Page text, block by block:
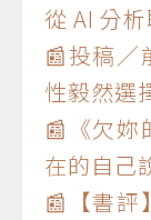
從 AI 分
📰投稿／
性毅然選
📰《欠妳
在的自己
📰【書評